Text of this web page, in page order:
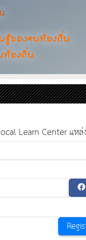
รู้ของคนท้องถิ่น
ท้องถิ่น
Learn Center แห